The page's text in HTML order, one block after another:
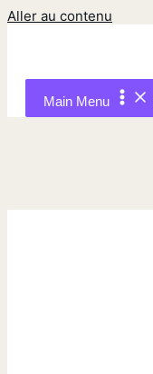
Aller au contenu
Main Menu